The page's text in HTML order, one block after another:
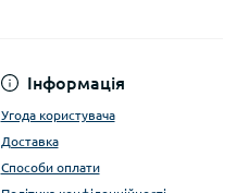
Інформація
Угода користувача
Доставка
Способи оплати